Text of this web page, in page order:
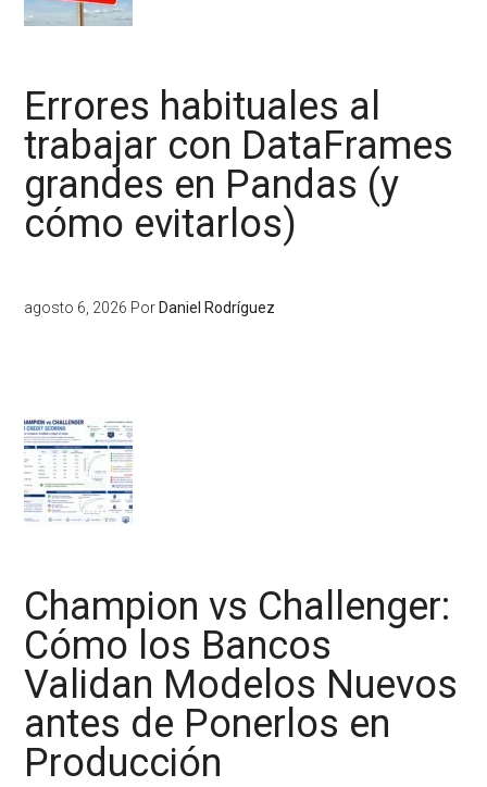
Errores habituales al
trabajar con DataFrames
grandes en Pandas (y
cómo evitarlos)
agosto 6, 2026 Por Daniel Rodríguez
Champion vs Challenger:
Cómo los Bancos
Validan Modelos Nuevos
antes de Ponerlos en
Producción